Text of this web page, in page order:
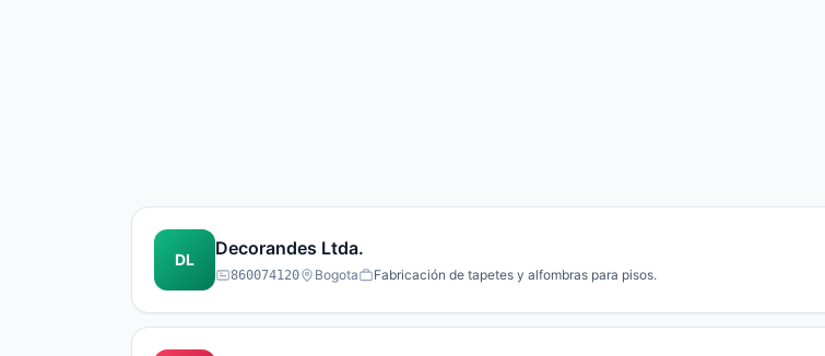
DL
Decorandes Ltda.
860074120 Bogota Fabricación de tapetes y alfombras para pisos.